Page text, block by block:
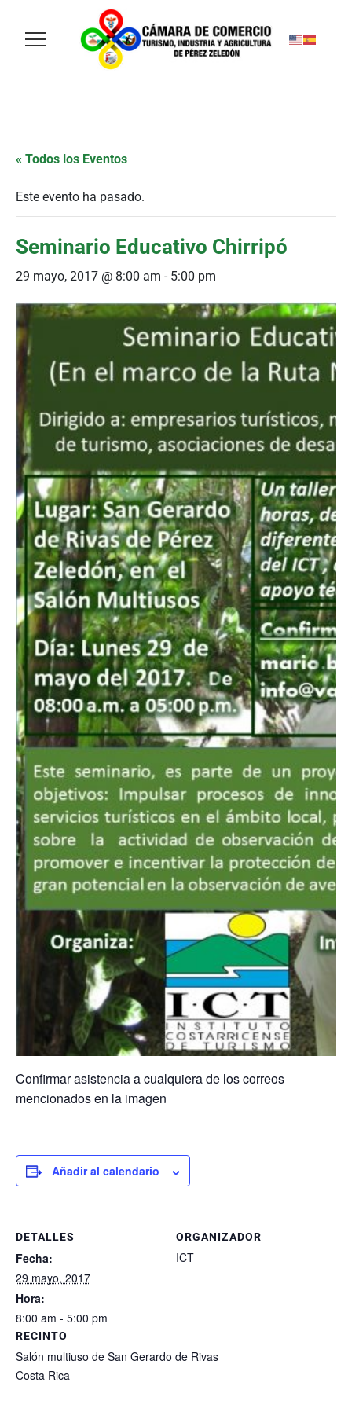
« Todos los Eventos
Este evento ha pasado.
Seminario Educativo Chirripó
29 mayo, 2017 @ 8:00 am - 5:00 pm
Confirmar asistencia a cualquiera de los correos
mencionados en la imagen
Añadir al calendario
DETALLES
Fecha:
29 mayo, 2017
Hora:
8:00 am - 5:00 pm
RECINTO
Salón multiuso de San Gerardo de Rivas
Costa Rica
ORGANIZADOR
ICT